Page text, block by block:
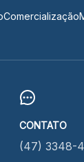
Comercialização
CONTATO
(47) 3348-